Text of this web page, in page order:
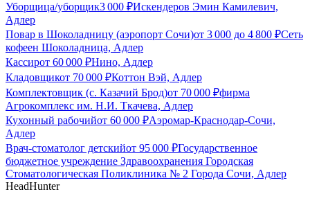
Уборщица/уборщик3 000 ₽Искендеров Эмин Камилевич,
Адлер
Повар в Шоколадницу (аэропорт Сочи)от 3 000 до 4 800 ₽Сеть
кофеен Шоколадница, Адлер
Кассирот 60 000 ₽Нино, Адлер
Кладовщикот 70 000 ₽Коттон Вэй, Адлер
Комплектовщик (с. Казачий Брод)от 70 000 ₽фирма
Агрокомплекс им. Н.И. Ткачева, Адлер
Кухонный рабочийот 60 000 ₽Аэромар-Краснодар-Сочи,
Адлер
Врач-стоматолог детскийот 95 000 ₽Государственное
бюджетное учреждение Здравоохранения Городская
Стоматологическая Поликлиника № 2 Города Сочи, Адлер
HeadHunter